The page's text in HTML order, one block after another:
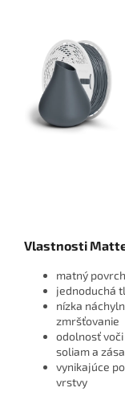
Vlastnosti Matte
matný povrch
jednoduchá
nízka
zmršťovanie
odolnosť
soliam a
vynikajúce
vrstvy